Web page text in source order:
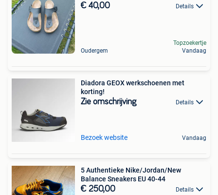
€ 40,00 Details
Oudergem
Topzoekertje
Vandaag
Diadora GEOX werkschoenen met
korting!
Zie omschrijving Details
Bezoek website Vandaag
5 Authentieke Nike/Jordan/New
Balance Sneakers EU 40-44
€ 250,00 Details